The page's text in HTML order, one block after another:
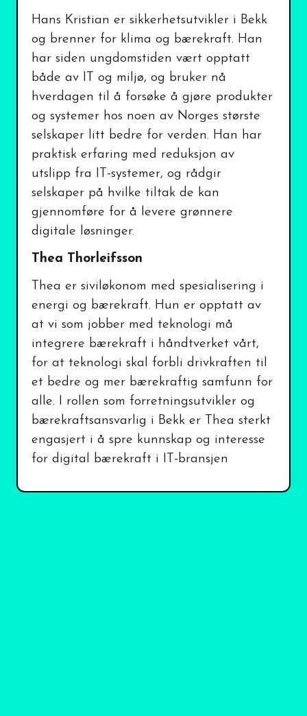
Hans Kristian er sikkerhetsutvikler i Bekk
og brenner for klima og bærekraft. Han
har siden ungdomstiden vært opptatt
både av IT og miljø, og bruker nå
hverdagen til å forsøke å gjøre produkter
og systemer hos noen av Norges største
selskaper litt bedre for verden. Han har
praktisk erfaring med reduksjon av
utslipp fra IT-systemer, og rådgir
selskaper på hvilke tiltak de kan
gjennomføre for å levere grønnere
digitale løsninger.
Thea Thorleifsson
Thea er siviløkonom med spesialisering i
energi og bærekraft. Hun er opptatt av
at vi som jobber med teknologi må
integrere bærekraft i håndtverket vårt,
for at teknologi skal forbli drivkraften til
et bedre og mer bærekraftig samfunn for
alle. I rollen som forretningsutvikler og
bærekraftsansvarlig i Bekk er Thea sterkt
engasjert i å spre kunnskap og interesse